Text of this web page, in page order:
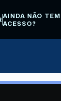
AINDA NÃO TEM
ACESSO?